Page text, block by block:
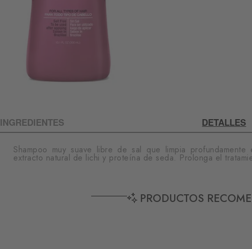
INGREDIENTES DETALLES
Shampoo muy suave libre de sal que limpia
extracto natural de lichi y proteína de seda. Prolonga el
PRODUCTOS